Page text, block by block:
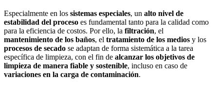
Especialmente en los sistemas especiales, un alto nivel de
estabilidad del proceso es fundamental tanto para la calidad como
para la eficiencia de costos. Por ello, la filtración, el
mantenimiento de los baños, el tratamiento de los medios y los
procesos de secado se adaptan de forma sistemática a la tarea
específica de limpieza, con el fin de alcanzar los objetivos de
limpieza de manera fiable y sostenible, incluso en caso de
variaciones en la carga de contaminación.